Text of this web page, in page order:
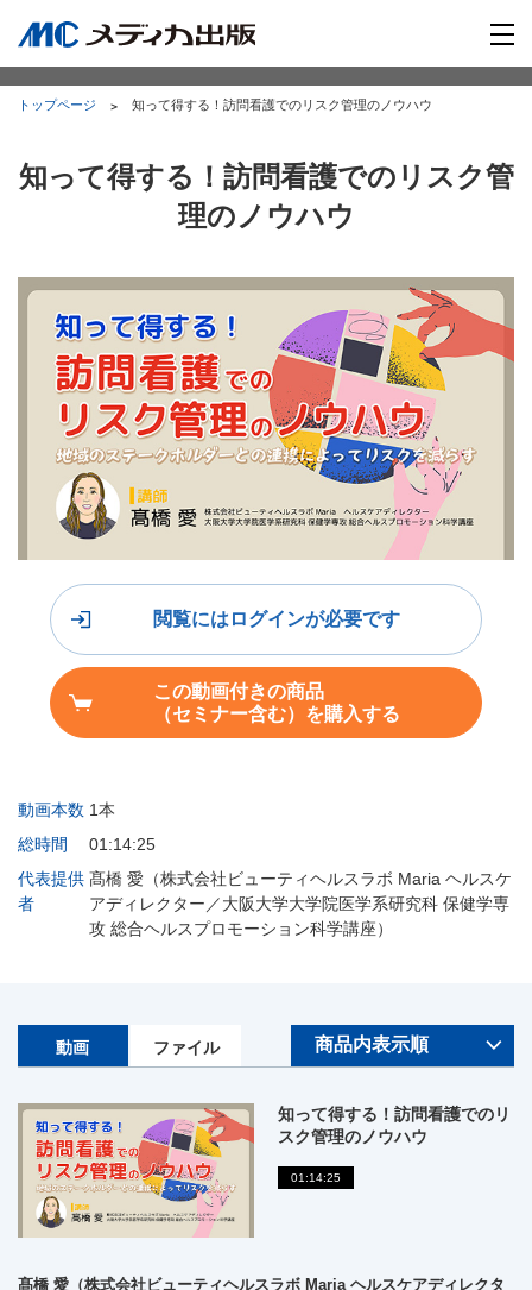
トップページ 知って得する！訪問看護でのリスク管理のノウハウ
知って得する！訪問看護でのリスク管
理のノウハウ
動画本数 1本
総時間
01:14:25
代表提供
者
髙橋 愛（株式会社ビューティヘルスラボ Maria ヘルスケ
アディレクター／大阪大学大学院医学系研究科 保健学専
攻 総合ヘルスプロモーション科学講座）
閲覧にはログインが必要です
この動画付きの商品
（セミナー含む）を購入する
動画 ファイル
知って得する！訪問看護でのリ
スク管理のノウハウ
01:14:25
髙橋 愛（株式会社ビューティヘルスラボ Maria ヘルスケアディレクタ